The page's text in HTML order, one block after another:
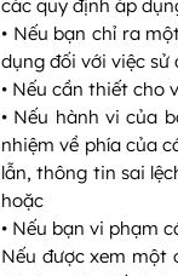
các quy định áp
• Nếu bạn chỉ ra
dụng đối với việc sử
• Nếu cần thiết cho
• Nếu hành vi của
nhiệm về phía của
lẫn, thông tin sai
hoặc
• Nếu bạn vi phạm
Nếu được xem một